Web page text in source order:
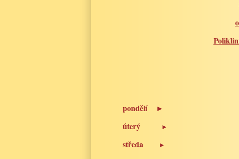
pondělí
►
úterý
►
středa
►
9:00